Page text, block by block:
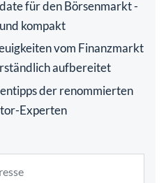
für den Börsenmarkt -
kompakt
vom Finanzmarkt
aufbereitet
der renommierten
Experten